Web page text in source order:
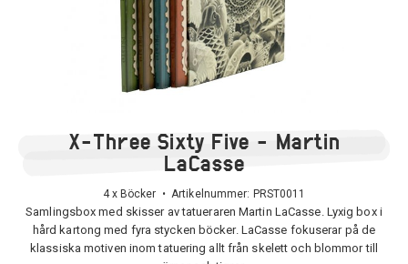
X-Three Sixty Five - Martin
LaCasse
4 x Böcker • Artikelnummer: PRST0011
Samlingsbox med skisser av tatueraren Martin LaCasse. Lyxig box i
hård kartong med fyra stycken böcker. LaCasse fokuserar på de
klassiska motiven inom tatuering allt från skelett och blommor till